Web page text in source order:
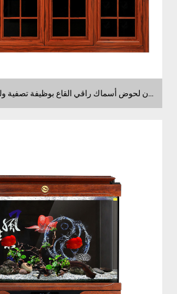
موردون لحوض أسماك راقي القاع بوظيفة تصفية ولون اختياري لسلسلة H2G